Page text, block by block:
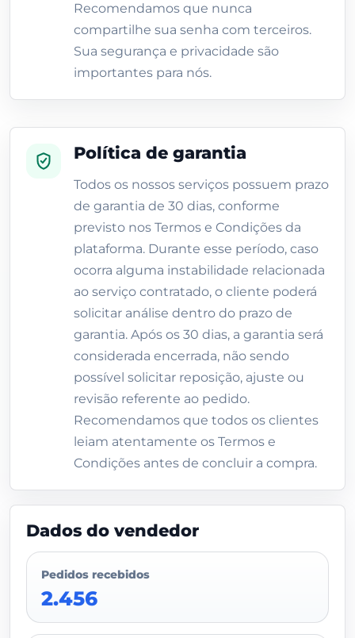
Recomendamos que nunca
compartilhe sua senha com terceiros.
Sua segurança e privacidade são
importantes para nós.
Política de garantia
Todos os nossos serviços possuem prazo
de garantia de 30 dias, conforme
previsto nos Termos e Condições da
plataforma. Durante esse período, caso
ocorra alguma instabilidade relacionada
ao serviço contratado, o cliente poderá
solicitar análise dentro do prazo de
garantia. Após os 30 dias, a garantia será
considerada encerrada, não sendo
possível solicitar reposição, ajuste ou
revisão referente ao pedido.
Recomendamos que todos os clientes
leiam atentamente os Termos e
Condições antes de concluir a compra.
Dados do vendedor
Pedidos recebidos
2.456